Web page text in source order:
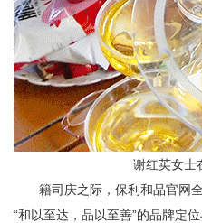
谢红英女士
籍司庆之际，保利和品官网全
“和以至达，品以至善”的品牌定